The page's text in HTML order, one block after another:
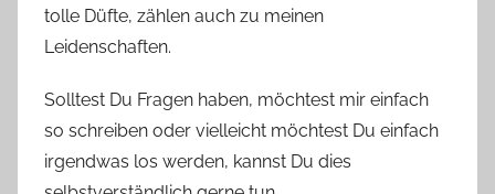
tolle Düfte, zählen auch zu meinen
Leidenschaften.
Solltest Du Fragen haben, möchtest mir einfach
so schreiben oder vielleicht möchtest Du einfach
irgendwas los werden, kannst Du dies